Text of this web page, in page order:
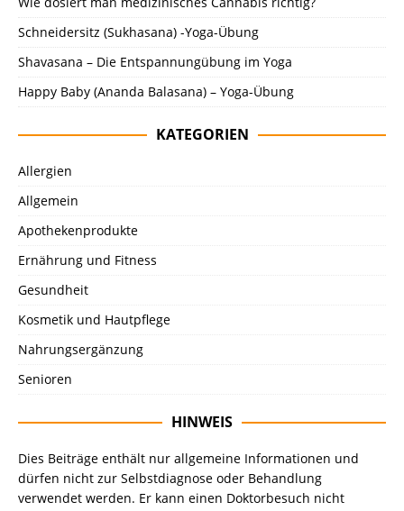
Schneidersitz (Sukhasana) -Yoga-Übung
Shavasana – Die Entspannungübung im Yoga
Happy Baby (Ananda Balasana) – Yoga-Übung
KATEGORIEN
Allergien
Allgemein
Apothekenprodukte
Ernährung und Fitness
Gesundheit
Kosmetik und Hautpflege
Nahrungsergänzung
Senioren
HINWEIS
Dies Beiträge enthält nur allgemeine Informationen und
dürfen nicht zur Selbstdiagnose oder Behandlung
verwendet werden. Er kann einen Doktorbesuch nicht